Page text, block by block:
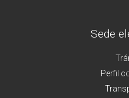
Sede
Perfil